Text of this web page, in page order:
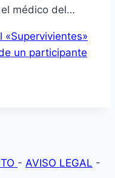
médico del…
«Supervivientes»
un participante
- AVISO LEGAL -